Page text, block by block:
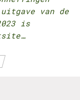
van de
is